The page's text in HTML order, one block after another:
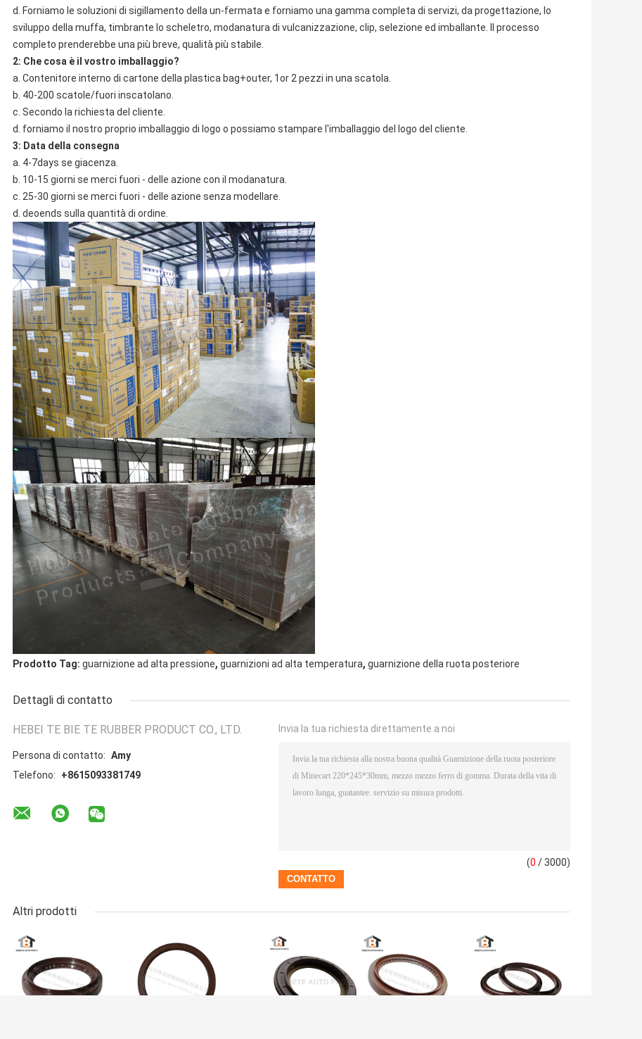
d. Forniamo le soluzioni di sigillamento della un-fermata e forniamo una gamma completa di servizi, da progettazione, lo
sviluppo della muffa, timbrante lo scheletro, modanatura di vulcanizzazione, clip, selezione ed imballante. Il processo
completo prenderebbe una più breve, qualità più stabile.
2: Che cosa è il vostro imballaggio?
a. Contenitore interno di cartone della plastica bag+outer, 1or 2 pezzi in una scatola.
b. 40-200 scatole/fuori inscatolano.
c. Secondo la richiesta del cliente.
d. forniamo il nostro proprio imballaggio di logo o possiamo stampare l'imballaggio del logo del cliente.
3: Data della consegna
a. 4-7days se giacenza.
b. 10-15 giorni se merci fuori - delle azione con il modanatura.
c. 25-30 giorni se merci fuori - delle azione senza modellare.
d. deoends sulla quantità di ordine.
Prodotto Tag: guarnizione ad alta pressione, guarnizioni ad alta temperatura, guarnizione della ruota posteriore
Dettagli di contatto
HEBEI TE BIE TE RUBBER PRODUCT CO., LTD.
Persona di contatto: Amy
Telefono:
+8615093381749
Invia la tua richiesta direttamente a noi
(0 / 3000)
Altri prodotti